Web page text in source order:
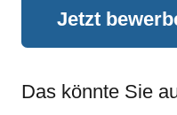
Jetzt
Das könnte Sie